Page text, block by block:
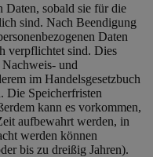
Daten, sobald sie für die
sind. Nach Beendigung
Daten
verpflichtet sind. Dies
und
im Handelsgesetzbuch
Die Speicherfristen
kann es vorkommen,
aufbewahrt werden, in
werden können
bis zu dreißig Jahren).